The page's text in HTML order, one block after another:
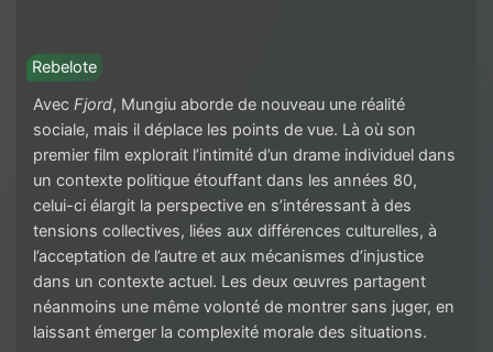
Rebelote
Avec Fjord, Mungiu aborde de nouveau une réalité
sociale, mais il déplace les points de vue. Là où son
premier film explorait l’intimité d’un drame individuel dans
un contexte politique étouffant dans les années 80,
celui-ci élargit la perspective en s’intéressant à des
tensions collectives, liées aux différences culturelles, à
l’acceptation de l’autre et aux mécanismes d’injustice
dans un contexte actuel. Les deux œuvres partagent
néanmoins une même volonté de montrer sans juger, en
laissant émerger la complexité morale des situations.